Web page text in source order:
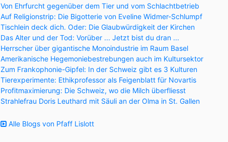
Von Ehrfurcht gegenüber dem Tier und vom Schlachtbetrieb
Auf Religionstrip: Die Bigotterie von Eveline Widmer-Schlumpf
Tischlein deck dich. Oder: Die Glaubwürdigkeit der Kirchen
Das Alter und der Tod: Vorüber ... Jetzt bist du dran ...
Herrscher über gigantische Monoindustrie im Raum Basel
Amerikanische Hegemoniebestrebungen auch im Kultursektor
Zum Frankophonie-Gipfel: In der Schweiz gibt es 3 Kulturen
Tierexperimente: Ethikprofessor als Feigenblatt für Novartis
Profitmaximierung: Die Schweiz, wo die Milch überfliesst
Strahlefrau Doris Leuthard mit Säuli an der Olma in St. Gallen
Alle Blogs von Pfaff Lislott